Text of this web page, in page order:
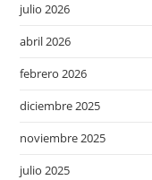
julio 2026
abril 2026
febrero 2026
diciembre 2025
noviembre 2025
julio 2025